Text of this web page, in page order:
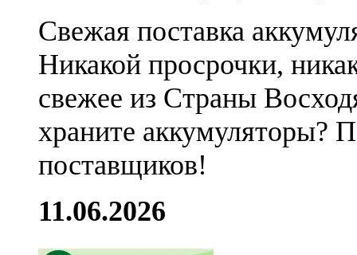
Свежая поставка
Никакой просрочки,
свежее из Страны
храните аккумуляторы?
поставщиков!
11.06.2026